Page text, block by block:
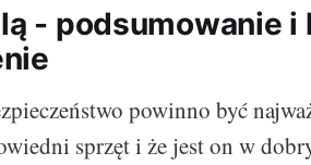
- podsumowanie i
powinno być
sprzęt i że jest on w